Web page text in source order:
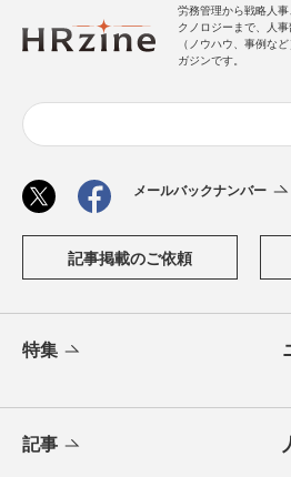
労務管理から戦略人
クノロジーまで、人
（ノウハウ、事例な
ガジンです。
メールバックナンバー
記事掲載のご依頼
特集
記事